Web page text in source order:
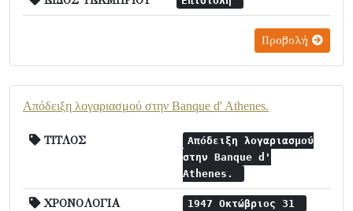
Προβολή
Απόδειξη λογαριασμού στην Banque d' Athenes.
ΤΙΤΛΟΣ
Απόδειξη λογαριασμού
στην Banque d'
Athenes.
ΧΡΟΝΟΛΟΓΙΑ 1947 Οκτώβριος 31